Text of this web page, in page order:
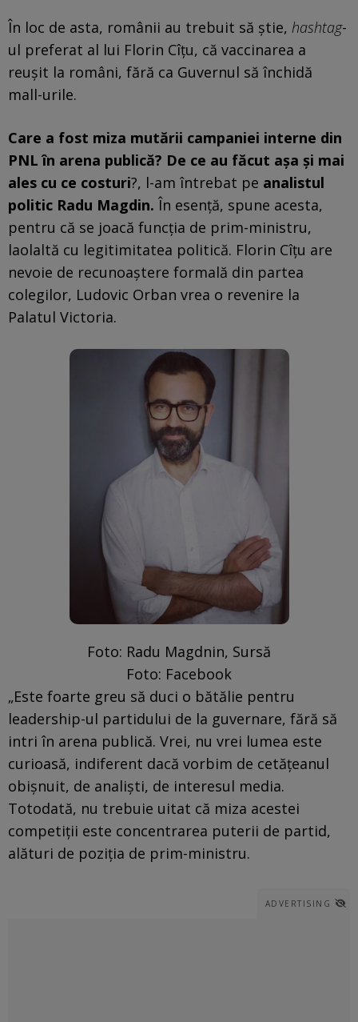
În loc de asta, românii au trebuit să știe, hashtag-
ul preferat al lui Florin Cîțu, că vaccinarea a
reușit la români, fără ca Guvernul să închidă
mall-urile.
Care a fost miza mutării campaniei interne din
PNL în arena publică? De ce au făcut așa și mai
ales cu ce costuri?, l-am întrebat pe analistul
politic Radu Magdin. În esență, spune acesta,
pentru că se joacă funcția de prim-ministru,
laolaltă cu legitimitatea politică. Florin Cîțu are
nevoie de recunoaștere formală din partea
colegilor, Ludovic Orban vrea o revenire la
Palatul Victoria.
Foto: Radu Magdnin, Sursă
Foto: Facebook
„Este foarte greu să duci o bătălie pentru
leadership-ul partidului de la guvernare, fără să
intri în arena publică. Vrei, nu vrei lumea este
curioasă, indiferent dacă vorbim de cetățeanul
obișnuit, de analiști, de interesul media.
Totodată, nu trebuie uitat că miza acestei
competiții este concentrarea puterii de partid,
alături de poziția de prim-ministru.
ADVERTISING